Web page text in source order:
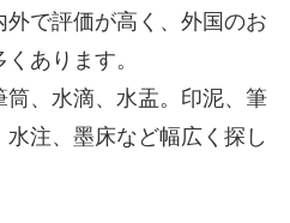
で評価が高く、外国のお
あります。
、水滴、水盂。印泥、筆
注、墨床など幅広く探し